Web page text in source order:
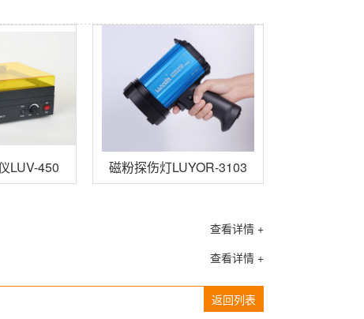
LUV-450 磁粉探伤灯LUYOR-3103P
查看详情 +
查看详情 +
返回列表